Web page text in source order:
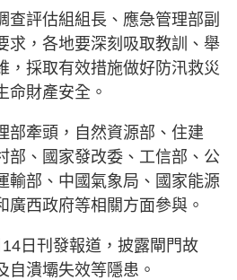
查評估組組長、應急管理部副
求，各地要深刻吸取教訓、舉
，採取有效措施做好防汛救災
命財產安全。
部牽頭，自然資源部、住建
部、國家發改委、工信部、公
輸部、中國氣象局、國家能源
廣西政府等相關方面參與。
14日刊發報道，披露閘門故
自潰壩失效等隱患。